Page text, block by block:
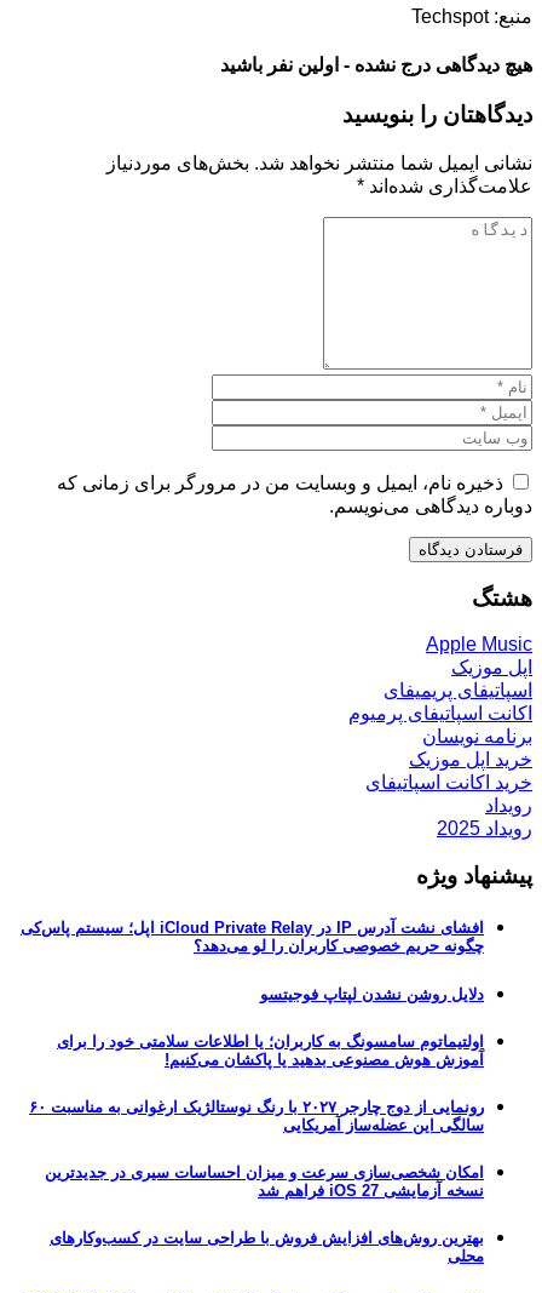
منبع: Techspot
هیچ دیدگاهی درج نشده - اولین نفر باشید
دیدگاهتان را بنویسید
نشانی ایمیل شما منتشر نخواهد شد. بخش‌های موردنیاز
علامت‌گذاری شده‌اند *
ذخیره نام، ایمیل و وبسایت من در مرورگر برای زمانی که
دوباره دیدگاهی می‌نویسم.
هشتگ
Apple Music
اپل موزیک
اسپاتیفای پریمیفای
اکانت اسپاتیفای پرمیوم
برنامه نویسان
خرید اپل موزیک
خرید اکانت اسپاتیفای
رویداد
رویداد 2025
پیشنهاد ویژه
افشای نشت آدرس IP در iCloud Private Relay اپل؛ سیستم پاس‌کی
چگونه حریم خصوصی کاربران را لو می‌دهد؟
دلایل روشن نشدن لپتاپ فوجیتسو
اولتیماتوم سامسونگ به کاربران؛ یا اطلاعات سلامتی خود را برای
آموزش هوش مصنوعی بدهید یا پاکشان می‌کنیم!
رونمایی از دوج چارجر ۲۰۲۷ با رنگ نوستالژیک ارغوانی به مناسبت ۶۰
سالگی این عضله‌ساز آمریکایی
امکان شخصی‌سازی سرعت و میزان احساسات سیری در جدیدترین
نسخه آزمایشی iOS 27 فراهم شد
بهترین روش‌های افزایش فروش با طراحی سایت در کسب‌وکارهای
محلی